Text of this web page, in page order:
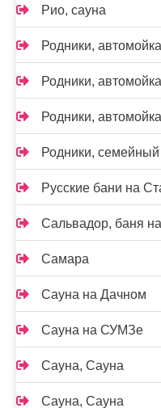
Рио, сауна
Родники, автомойка
Родники, автомойка
Родники, автомойка
Родники, семейный
Русские бани на
Сальвадор, баня
Самара
Сауна на Дачном
Сауна на СУМЗе
Сауна, Сауна
Сауна, Сауна